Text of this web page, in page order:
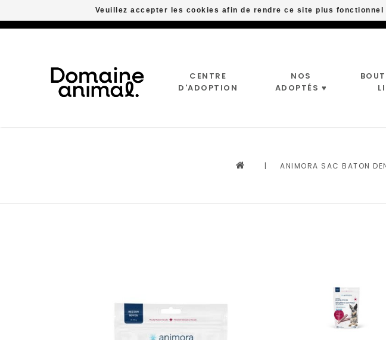
CENTRE
D'ADOPTION
NOS
ADOPTÉS ♥
| ANIMORA SAC BATON
Veuillez accepter les cookies afin de rendre ce site plusLivraison